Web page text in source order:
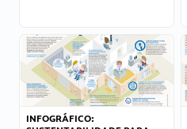
INFOGRÁFICO: